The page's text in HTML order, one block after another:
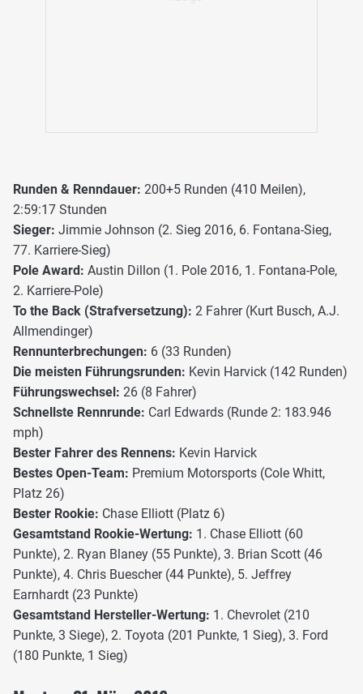
Runden & Renndauer: 200+5 Runden (410 Meilen),
2:59:17 Stunden
Sieger: Jimmie Johnson (2. Sieg 2016, 6. Fontana-Sieg,
77. Karriere-Sieg)
Pole Award: Austin Dillon (1. Pole 2016, 1. Fontana-Pole,
2. Karriere-Pole)
To the Back (Strafversetzung): 2 Fahrer (Kurt Busch, A.J.
Allmendinger)
Rennunterbrechungen: 6 (33 Runden)
Die meisten Führungsrunden: Kevin Harvick (142 Runden)
Führungswechsel: 26 (8 Fahrer)
Schnellste Rennrunde: Carl Edwards (Runde 2: 183.946
mph)
Bester Fahrer des Rennens: Kevin Harvick
Bestes Open-Team: Premium Motorsports (Cole Whitt,
Platz 26)
Bester Rookie: Chase Elliott (Platz 6)
Gesamtstand Rookie-Wertung: 1. Chase Elliott (60
Punkte), 2. Ryan Blaney (55 Punkte), 3. Brian Scott (46
Punkte), 4. Chris Buescher (44 Punkte), 5. Jeffrey
Earnhardt (23 Punkte)
Gesamtstand Hersteller-Wertung: 1. Chevrolet (210
Punkte, 3 Siege), 2. Toyota (201 Punkte, 1 Sieg), 3. Ford
(180 Punkte, 1 Sieg)